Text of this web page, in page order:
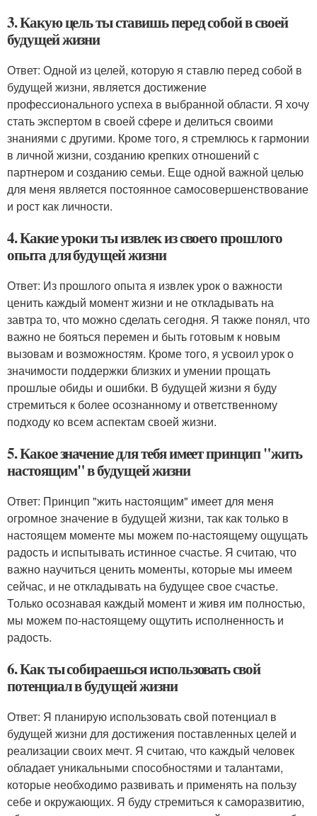
3. Какую цель ты ставишь перед собой в своей
будущей жизни
Ответ: Одной из целей, которую я ставлю перед собой в
будущей жизни, является достижение
профессионального успеха в выбранной области. Я хочу
стать экспертом в своей сфере и делиться своими
знаниями с другими. Кроме того, я стремлюсь к гармонии
в личной жизни, созданию крепких отношений с
партнером и созданию семьи. Еще одной важной целью
для меня является постоянное самосовершенствование
и рост как личности.
4. Какие уроки ты извлек из своего прошлого
опыта для будущей жизни
Ответ: Из прошлого опыта я извлек урок о важности
ценить каждый момент жизни и не откладывать на
завтра то, что можно сделать сегодня. Я также понял, что
важно не бояться перемен и быть готовым к новым
вызовам и возможностям. Кроме того, я усвоил урок о
значимости поддержки близких и умении прощать
прошлые обиды и ошибки. В будущей жизни я буду
стремиться к более осознанному и ответственному
подходу ко всем аспектам своей жизни.
5. Какое значение для тебя имеет принцип "жить
настоящим" в будущей жизни
Ответ: Принцип "жить настоящим" имеет для меня
огромное значение в будущей жизни, так как только в
настоящем моменте мы можем по-настоящему ощущать
радость и испытывать истинное счастье. Я считаю, что
важно научиться ценить моменты, которые мы имеем
сейчас, и не откладывать на будущее свое счастье.
Только осознавая каждый момент и живя им полностью,
мы можем по-настоящему ощутить исполненность и
радость.
6. Как ты собираешься использовать свой
потенциал в будущей жизни
Ответ: Я планирую использовать свой потенциал в
будущей жизни для достижения поставленных целей и
реализации своих мечт. Я считаю, что каждый человек
обладает уникальными способностями и талантами,
которые необходимо развивать и применять на пользу
себе и окружающих. Я буду стремиться к саморазвитию,